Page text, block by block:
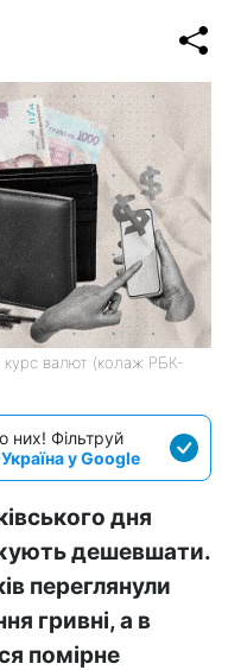
курс валют (колаж РБК-
них! Фільтруй
у Google
дня
дешевшати.
переглянули
гривні, а в
помірне